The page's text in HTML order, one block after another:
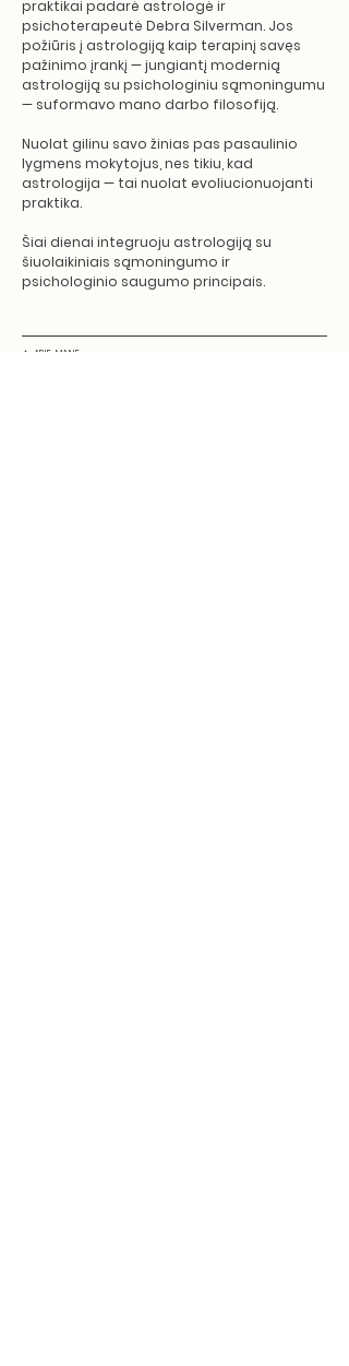
praktikai padarė astrologė ir
psichoterapeutė Debra Silverman. Jos
požiūris į astrologiją kaip terapinį savęs
pažinimo įrankį — jungiantį modernią
astrologiją su psichologiniu sąmoningumu
— suformavo mano darbo filosofiją.
Nuolat gilinu savo žinias pas pasaulinio
lygmens mokytojus, nes tikiu, kad
astrologija — tai nuolat evoliucionuojanti
praktika.
Šiai dienai integruoju astrologiją su
šiuolaikiniais sąmoningumo ir
psichologinio saugumo principais.
✦ APIE MANE